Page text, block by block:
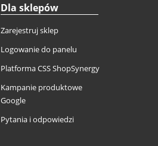
Dla sklepów
Zarejestruj sklep
Logowanie do panelu
Platforma CSS ShopSynergy
Kampanie produktowe
Google
Pytania i odpowiedzi